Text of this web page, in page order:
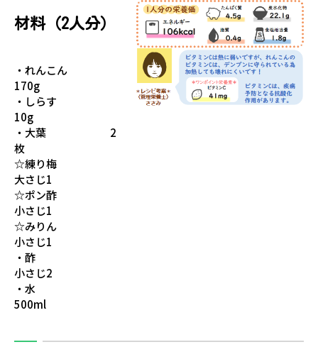
材料（2人分）
・れんこん
170g
・しらす
10g
・大葉 2
枚
☆練り梅
大さじ1
☆ポン酢
小さじ1
☆みりん
小さじ1
・酢
小さじ2
・水
500ml